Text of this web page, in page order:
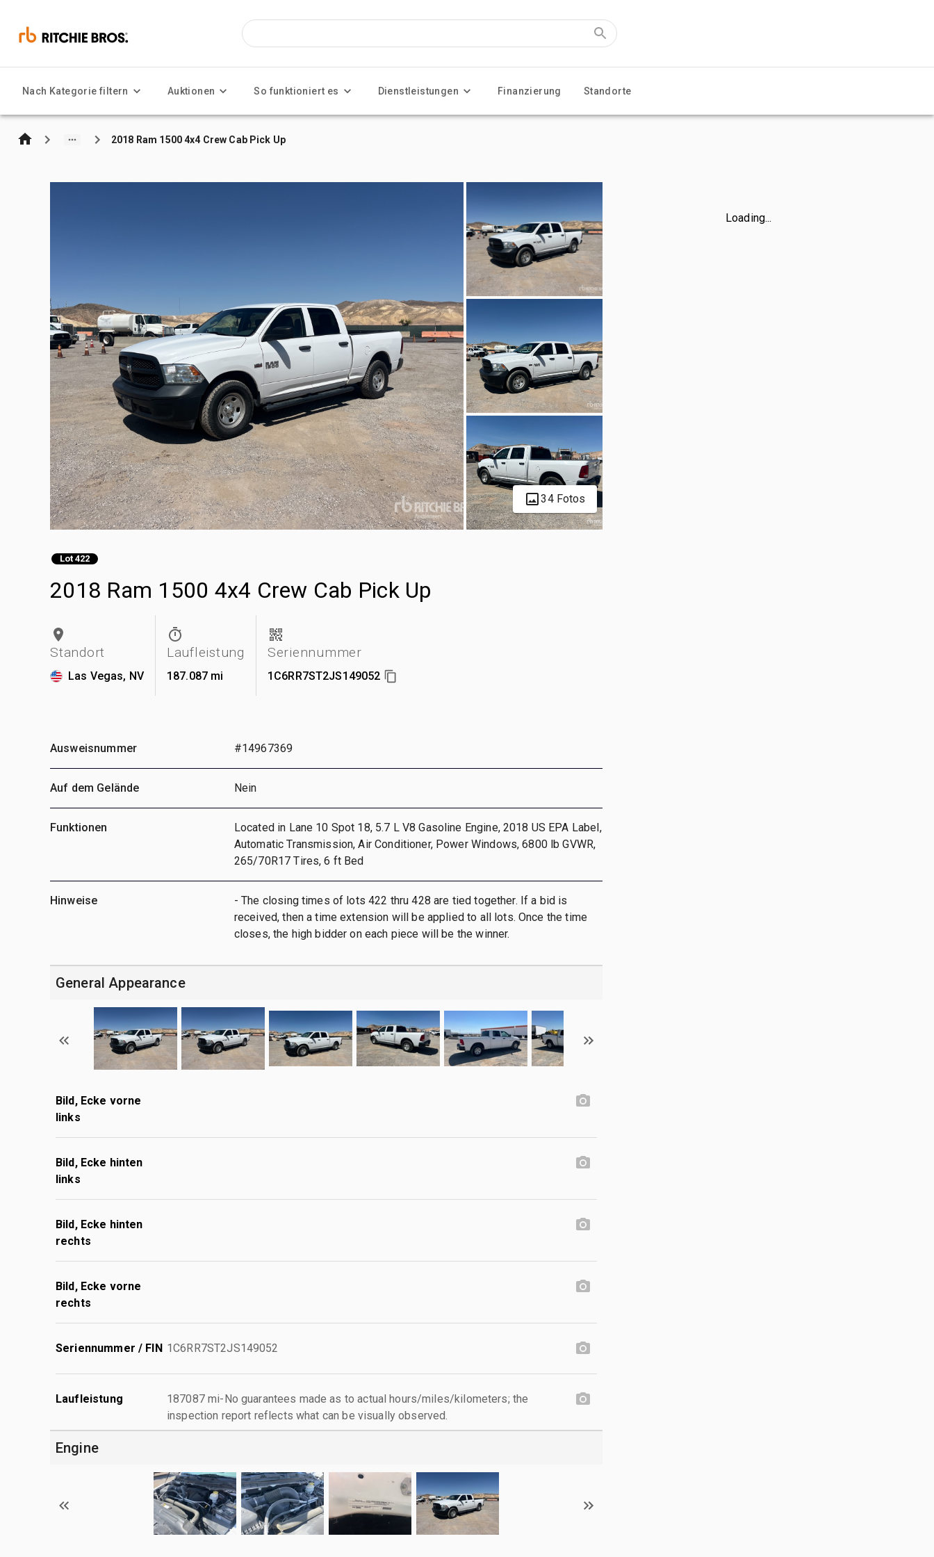
Nach Kategorie filtern Auktionen So funktioniert es Dienstleistungen Finanzierung Standorte
2018 Ram 1500 4x4 Crew Cab Pick Up
34 Fotos
Lot 422
2018 Ram 1500 4x4 Crew Cab Pick Up
Standort
Las Vegas, NV
Laufleistung
187.087 mi
Seriennummer
1C6RR7ST2JS149052
Loading...
Ausweisnummer #14967369
Auf dem Gelände Nein
Funktionen
Located in Lane 10 Spot 18, 5.7 L V8 Gasoline Engine, 2018 US EPA Label,
Automatic Transmission, Air Conditioner, Power Windows, 6800 lb GVWR,
265/70R17 Tires, 6 ft Bed
Hinweise
- The closing times of lots 422 thru 428 are tied together. If a bid is
received, then a time extension will be applied to all lots. Once the time
closes, the high bidder on each piece will be the winner.
General Appearance
Bild, Ecke vorne
links
Bild, Ecke hinten
links
Bild, Ecke hinten
rechts
Bild, Ecke vorne
rechts
Seriennummer / FIN 1C6RR7ST2JS149052
Laufleistung
187087 mi-No guarantees made as to actual hours/miles/kilometers; the
inspection report reflects what can be visually observed.
Engine